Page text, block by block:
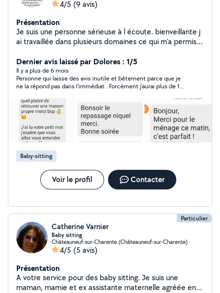
4/5 (9 avis)
Présentation
Je suis une personne sérieuse à l écoute. bienveillante j
ai travaillée dans plusieurs domaines ce qui m'a permis d
Dernier avis laissé par Dolores : 1/5
Il y a plus de 6 mois
Personne qui laisse des avis inutile et bêtement parce que je
ne la répond pas dans l’immédiat . Forcément j’aurai plus de 1
pas à faire avec elle
Baby-sitting
Voir le profil Contacter
Particulier
Catherine Varnier
Baby sitting
Châteauneuf-sur-Charente (Châteauneuf-sur-Charente)
4/5 (5 avis)
Présentation
A votre service pour des baby sitting. Je suis une
maman, mamie et ex assistante maternelle agréée en